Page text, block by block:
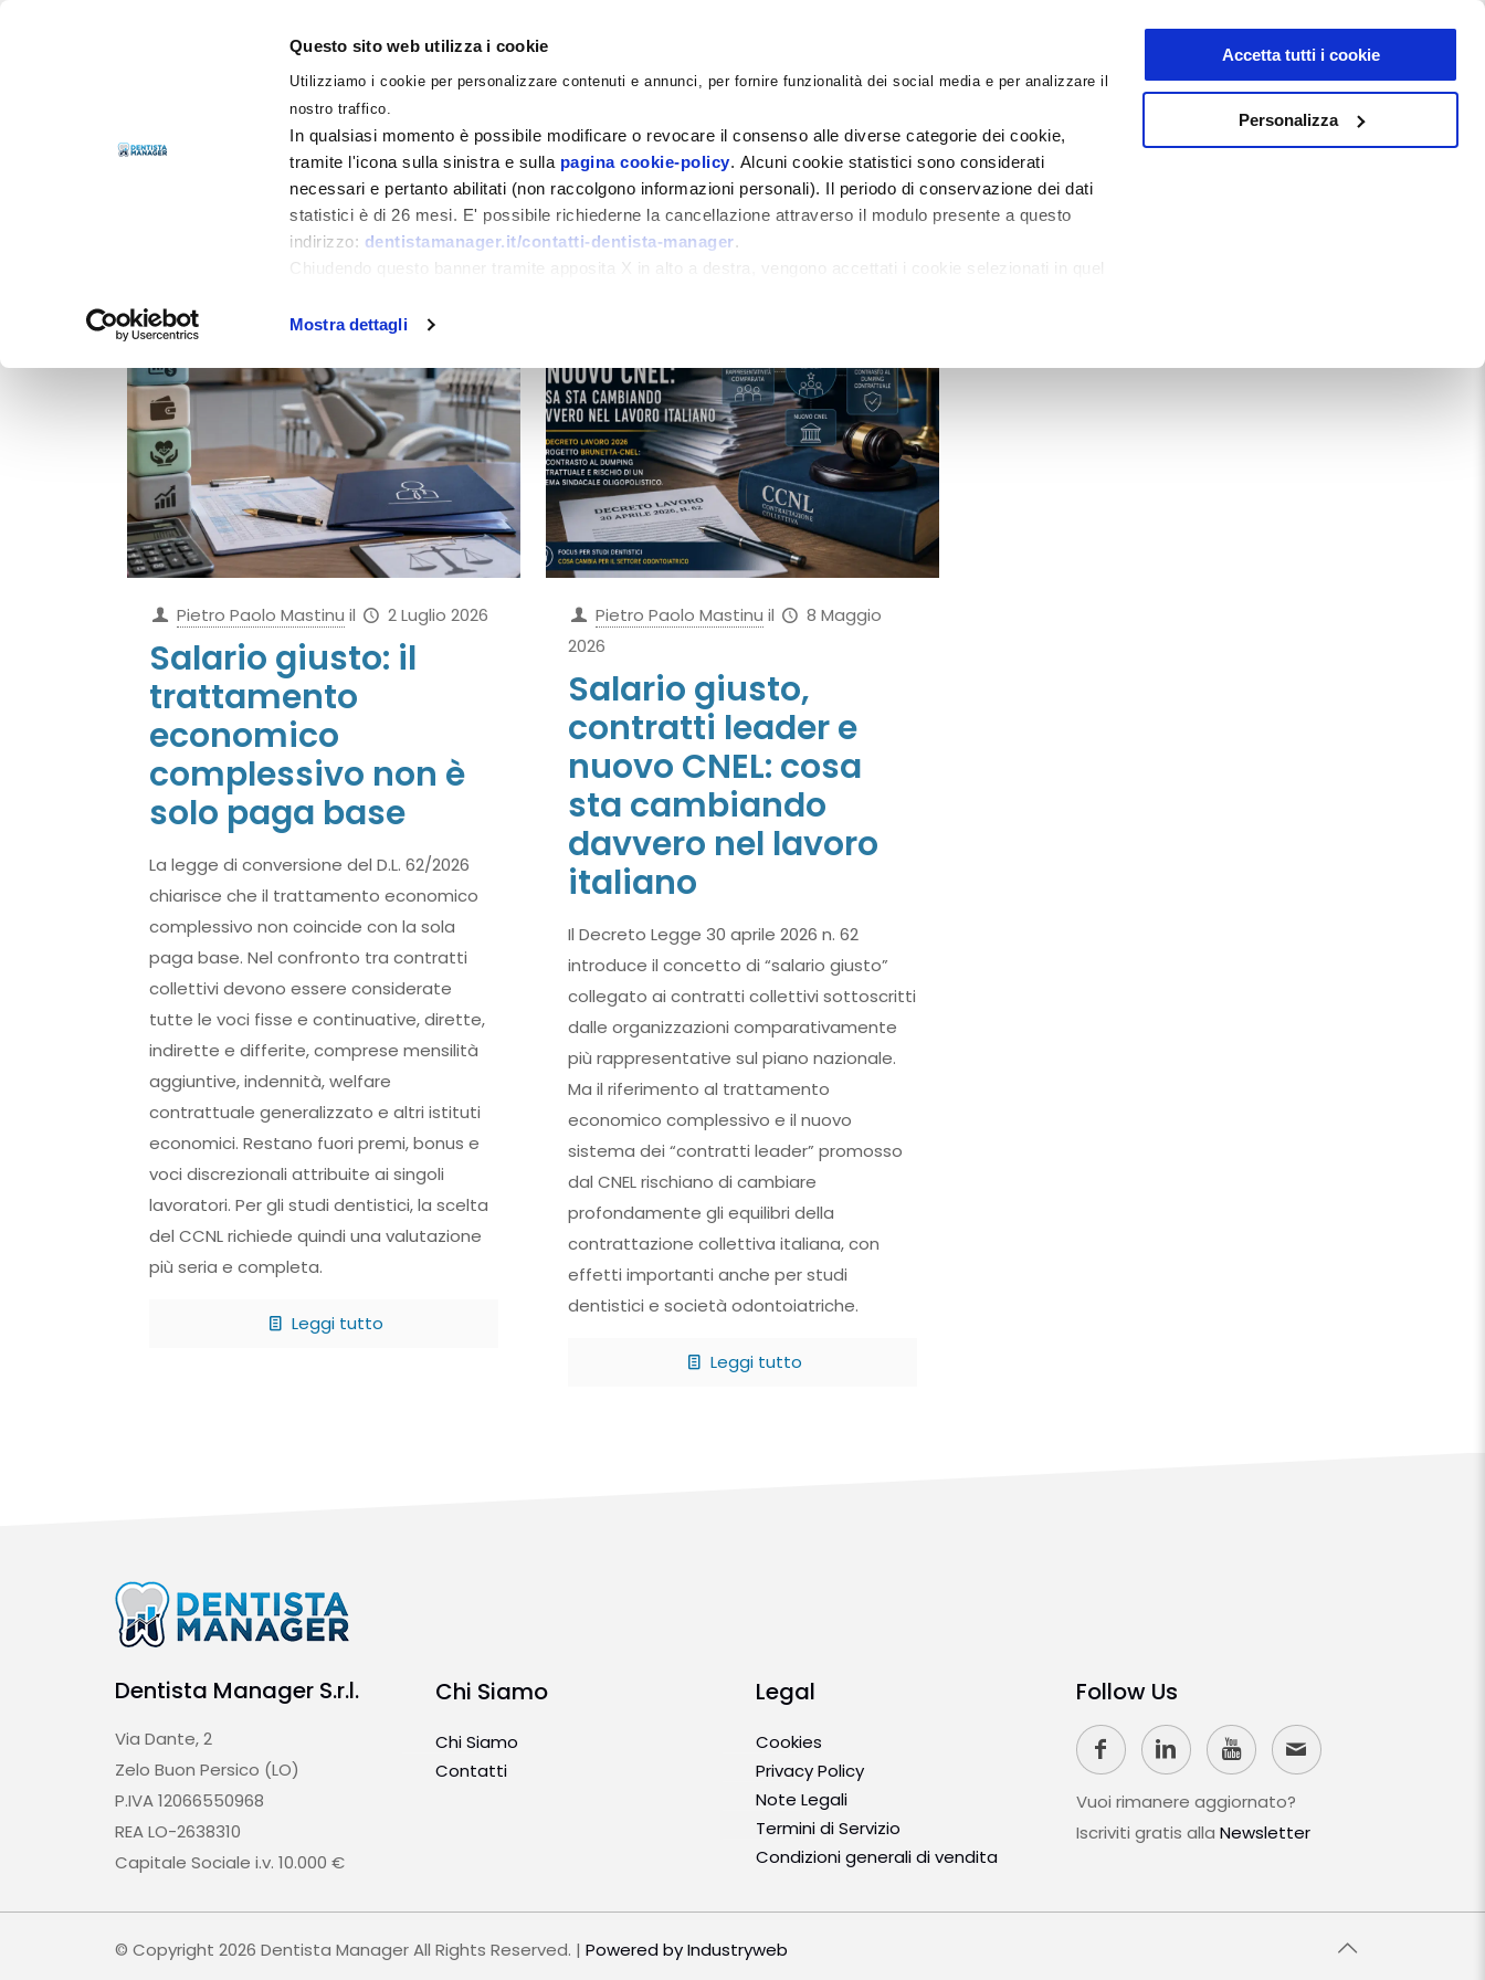
Questo sito web utilizza i cookie
Utilizziamo i cookie per personalizzare contenuti e annunci, per fornire funzionalità dei social media e per analizzare il
nostro traffico.
In qualsiasi momento è possibile modificare o revocare il consenso alle diverse categorie dei cookie,
tramite l'icona sulla sinistra e sulla pagina cookie-policy. Alcuni cookie statistici sono considerati
necessari e pertanto abilitati (non raccolgono informazioni personali). Il periodo di conservazione dei dati
statistici è di 26 mesi. E' possibile richiederne la cancellazione attraverso il modulo presente a questo
indirizzo: dentistamanager.it/contatti-dentista-manager.
Chiudendo questo banner tramite apposita X in alto a destra, vengono accettati i cookie selezionati in quel
Mostra dettagli
Accetta tutti i cookie
Personalizza
NEWSLETTER
DOCUMENTI 0 0
Categorie
Pietro Paolo Mastinu il 2 Luglio 2026
Salario giusto: il
trattamento
economico
complessivo non è
solo paga base
La legge di conversione del D.L. 62/2026
chiarisce che il trattamento economico
complessivo non coincide con la sola
paga base. Nel confronto tra contratti
collettivi devono essere considerate
tutte le voci fisse e continuative, dirette,
indirette e differite, comprese mensilità
aggiuntive, indennità, welfare
contrattuale generalizzato e altri istituti
economici. Restano fuori premi, bonus e
voci discrezionali attribuite ai singoli
lavoratori. Per gli studi dentistici, la scelta
del CCNL richiede quindi una valutazione
più seria e completa.
Leggi tutto
Pietro Paolo Mastinu il
8 Maggio
2026
Salario giusto,
contratti leader e
nuovo CNEL: cosa
sta cambiando
davvero nel lavoro
italiano
Il Decreto Legge 30 aprile 2026 n. 62
introduce il concetto di “salario giusto”
collegato ai contratti collettivi sottoscritti
dalle organizzazioni comparativamente
più rappresentative sul piano nazionale.
Ma il riferimento al trattamento
economico complessivo e il nuovo
sistema dei “contratti leader” promosso
dal CNEL rischiano di cambiare
profondamente gli equilibri della
contrattazione collettiva italiana, con
effetti importanti anche per studi
dentistici e società odontoiatriche.
Leggi tutto
Dentista Manager S.r.l.
Via Dante, 2
Zelo Buon Persico (LO)
P.IVA 12066550968
REA LO-2638310
Capitale Sociale i.v. 10.000 €
Follow Us
Vuoi rimanere aggiornato?
Iscriviti gratis alla Newsletter
Chi Siamo
Chi Siamo
Contatti
Legal
Cookies
Privacy Policy
Note Legali
Termini di Servizio
Condizioni generali di vendita
© Copyright 2026 Dentista Manager All Rights Reserved. | Powered byIndustryweb